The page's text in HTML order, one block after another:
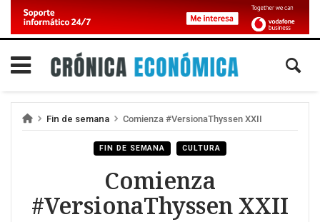
Fin de semana Comienza #VersionaThyssen XXII
FIN DE SEMANA CULTURA
Comienza
#VersionaThyssen XXII